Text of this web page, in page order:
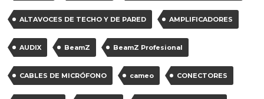
ALTAVOCES DE TECHO Y DE PARED AMPLIFICADORES
AUDIX BeamZ BeamZ Profesional
CABLES DE MICRÓFONO cameo CONECTORES